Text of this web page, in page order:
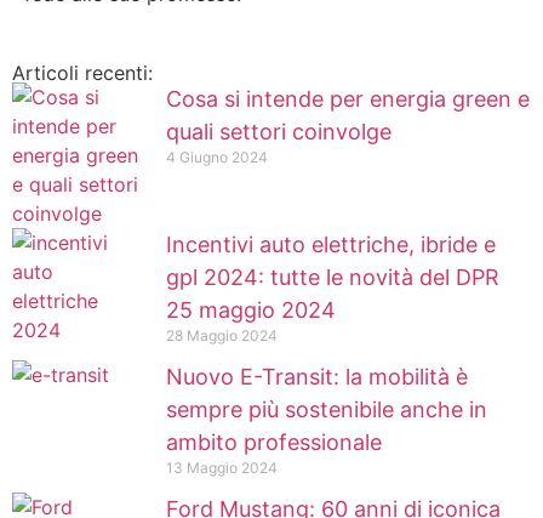
Articoli recenti:
Cosa si intende per energia green e
quali settori coinvolge
4 Giugno 2024
Incentivi auto elettriche, ibride e
gpl 2024: tutte le novità del DPR
25 maggio 2024
28 Maggio 2024
Nuovo E-Transit: la mobilità è
sempre più sostenibile anche in
ambito professionale
13 Maggio 2024
Ford Mustang: 60 anni di iconica